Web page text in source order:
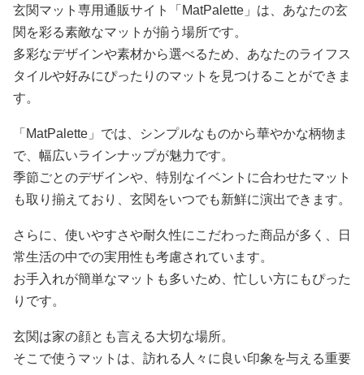
玄関マット専用通販サイト「MatPalette」は、あなたの玄
関を彩る素敵なマットが揃う場所です。
多彩なデザインや素材から選べるため、あなたのライフス
タイルや好みにぴったりのマットを見つけることができま
す。
「MatPalette」では、シンプルなものから華やかな柄物ま
で、幅広いラインナップが魅力です。
季節ごとのデザインや、特別なイベントに合わせたマット
も取り揃えており、玄関をいつでも新鮮に演出できます。
さらに、使いやすさや耐久性にこだわった商品が多く、日
常生活の中での実用性も考慮されています。
お手入れが簡単なマットも多いため、忙しい方にもぴった
りです。
玄関は家の顔とも言える大切な場所。
そこで使うマットは、訪れる人々に良い印象を与える重要